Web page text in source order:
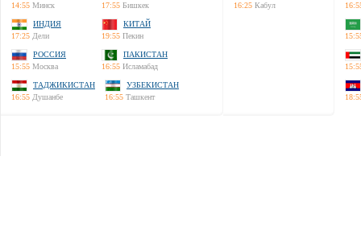
14:55 Минск
17:55 Бишкек
ИНДИЯ
17:25 Дели
КИТАЙ
19:55 Пекин
РОССИЯ
15:55 Москва
ПАКИСТАН
16:55 Исламабад
ТАДЖИКИСТАН
16:55 Душанбе
УЗБЕКИСТАН
16:55 Ташкент
16:25 Кабул